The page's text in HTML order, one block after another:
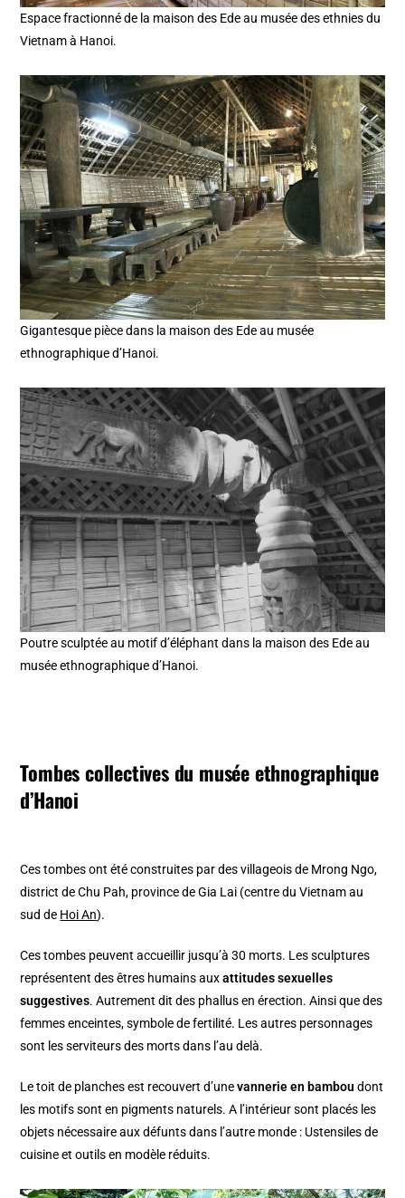
Espace fractionné de la maison des Ede au musée des ethnies du
Vietnam à Hanoi.
Gigantesque pièce dans la maison des Ede au musée
ethnographique d’Hanoi.
Poutre sculptée au motif d’éléphant dans la maison des Ede au
musée ethnographique d’Hanoi.
Tombes collectives du musée ethnographique
d’Hanoi
Ces tombes ont été construites par des villageois de Mrong Ngo,
district de Chu Pah, province de Gia Lai (centre du Vietnam au
sud de Hoi An).
Ces tombes peuvent accueillir jusqu’à 30 morts. Les sculptures
représentent des êtres humains auxattitudes sexuelles
suggestives. Autrement dit des phallus en érection. Ainsi que des
femmes enceintes, symbole de fertilité. Les autres personnages
sont les serviteurs des morts dans l’au delà.
Le toit de planches est recouvert d’unevannerie en bambou dont
les motifs sont en pigments naturels. A l’intérieur sont placés les
objets nécessaire aux défunts dans l’autre monde : Ustensiles de
cuisine et outils en modèle réduits.